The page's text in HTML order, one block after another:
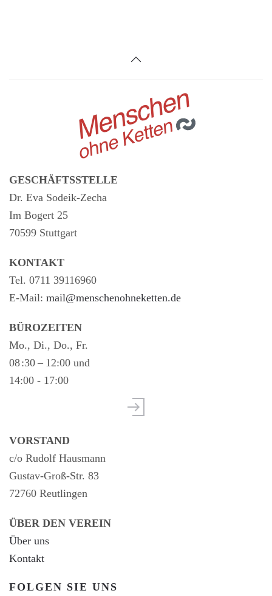
GESCHÄFTSSTELLE
Dr. Eva Sodeik-Zecha
Im Bogert 25
70599 Stuttgart
KONTAKT
Tel. 0711 39116960
E-Mail: mail@menschenohneketten.de
BÜROZEITEN
Mo., Di., Do., Fr.
08 :30 – 12:00 und
14:00 - 17:00
VORSTAND
c/o Rudolf Hausmann
Gustav-Groß-Str. 83
72760 Reutlingen
ÜBER DEN VEREIN
Über uns
Kontakt
FOLGEN SIE UNS